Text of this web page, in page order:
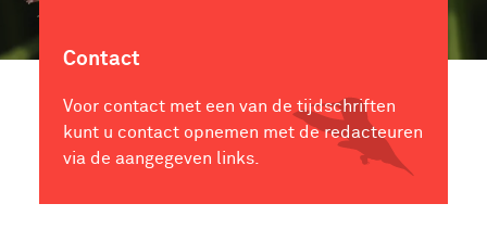
Contact
Voor contact met een van de tijdschriften
kunt u contact opnemen met de redacteuren
via de aangegeven links.